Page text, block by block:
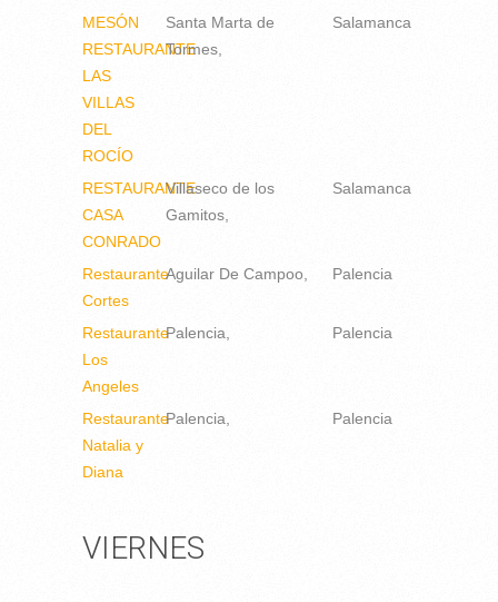
MESÓN
RESTAURANTE
LAS
VILLAS
DEL
ROCÍO
Santa Marta de
Tormes
Salamanca
RESTAURANTE
CASA
CONRADO
Villaseco de los
Gamitos
Salamanca
Restaurante
Cortes
Aguilar De Campoo Palencia
Restaurante
Los
Angeles
Palencia Palencia
Restaurante
Natalia y
Diana
Palencia Palencia
VIERNES